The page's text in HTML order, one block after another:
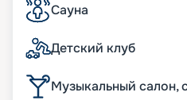
Сауна
Детский клуб
Музыкальный салон,